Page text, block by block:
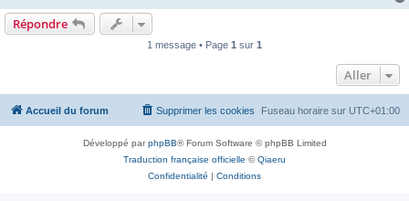
Répondre
1 message • Page 1 sur 1
Aller
Accueil du forum Fuseau horaire sur UTC+01:00
Supprimer les cookies
Développé parphpBB® Forum Software © phpBB Limited
Traduction française officielle ©Qiaeru
Confidentialité | Conditions